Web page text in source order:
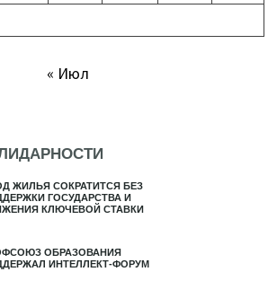
« Июл
ЖИЛЬЯ СОКРАТИТСЯ БЕЗ
ГОСУДАРСТВА И
КЛЮЧЕВОЙ СТАВКИ
ОБРАЗОВАНИЯ
ИНТЕЛЛЕКТ-ФОРУМ